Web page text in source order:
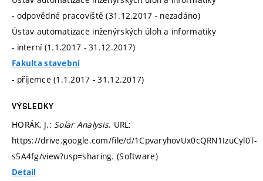
- odpovědné pracoviště (31.12.2017 - nezadáno)
Ústav automatizace inženýrských úloh a informatiky
- interní (1.1.2017 - 31.12.2017)
Fakulta stavební
- příjemce (1.1.2017 - 31.12.2017)
VÝSLEDKY
HORÁK, J.: Solar Analysis. URL:
https://drive.google.com/file/d/1CpvaryhovUx0cQRN1IzuCyl0T-
s5A4fg/view?usp=sharing. (Software)
Detail